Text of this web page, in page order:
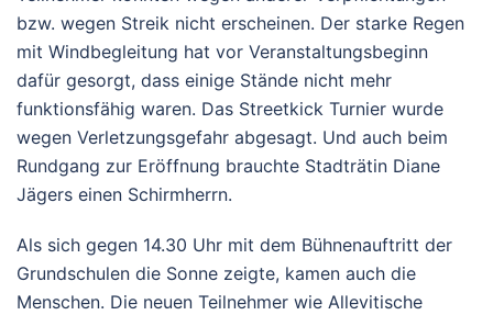
bzw. wegen Streik nicht erscheinen. Der starke Regen
mit Windbegleitung hat vor Veranstaltungsbeginn
dafür gesorgt, dass einige Stände nicht mehr
funktionsfähig waren. Das Streetkick Turnier wurde
wegen Verletzungsgefahr abgesagt. Und auch beim
Rundgang zur Eröffnung brauchte Stadträtin Diane
Jägers einen Schirmherrn.
Als sich gegen 14.30 Uhr mit dem Bühnenauftritt der
Grundschulen die Sonne zeigte, kamen auch die
Menschen. Die neuen Teilnehmer wie Allevitische